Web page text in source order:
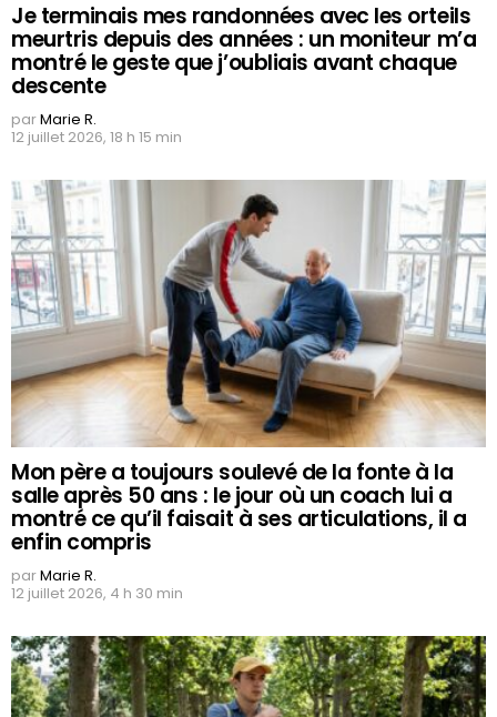
Je terminais mes randonnées avec les orteils
meurtris depuis des années : un moniteur m’a
montré le geste que j’oubliais avant chaque
descente
parMarie R.
12 juillet 2026, 18 h 15 min
Mon père a toujours soulevé de la fonte à la
salle après 50 ans : le jour où un coach lui a
montré ce qu’il faisait à ses articulations, il a
enfin compris
parMarie R.
12 juillet 2026, 4 h 30 min